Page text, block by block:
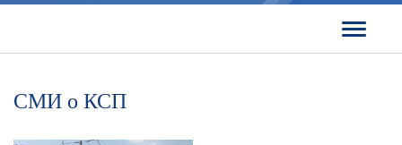
СМИ о КСП